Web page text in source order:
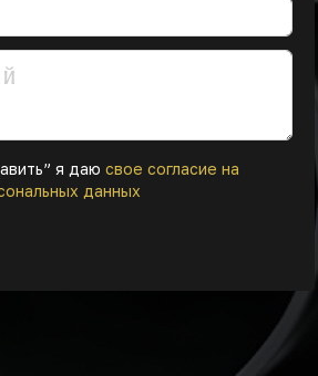
я даю свое согласие на
данных